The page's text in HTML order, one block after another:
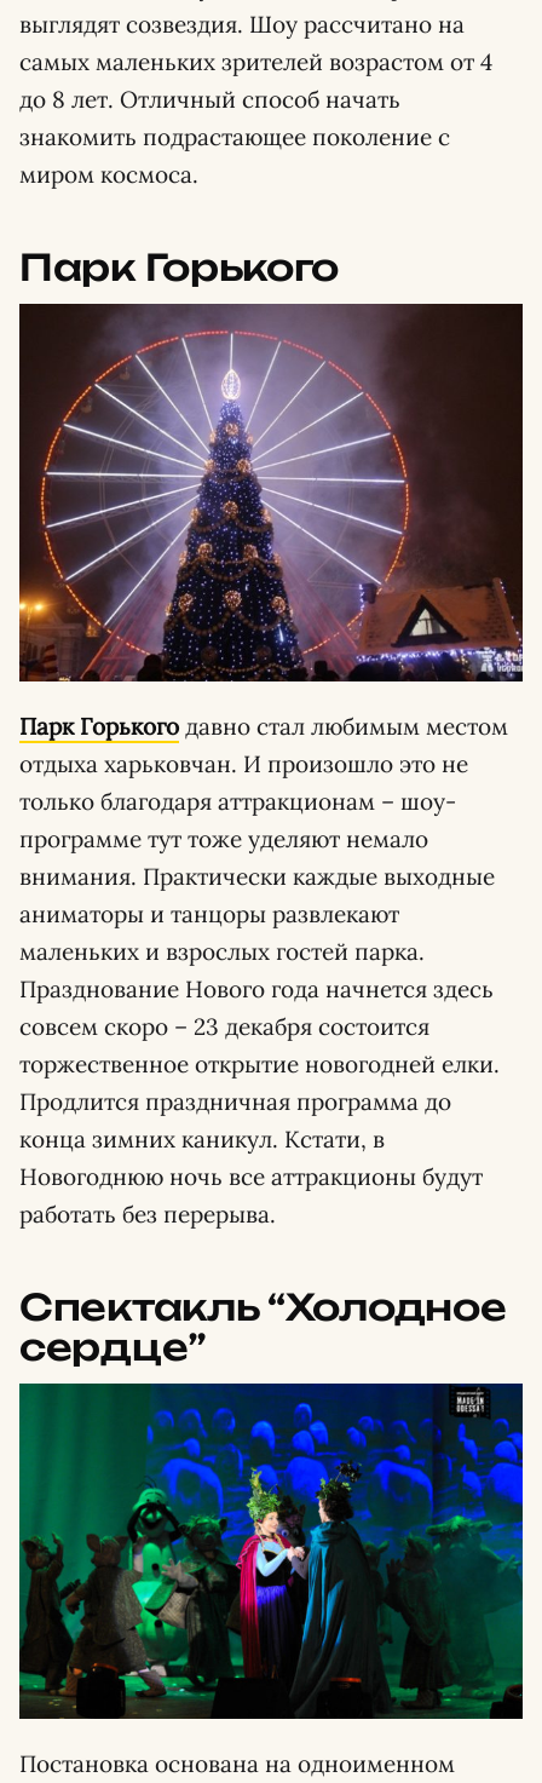
выглядят созвездия. Шоу рассчитано на
самых маленьких зрителей возрастом от 4
до 8 лет. Отличный способ начать
знакомить подрастающее поколение с
миром космоса.
Парк Горького
Парк Горького давно стал любимым местом
отдыха харьковчан. И произошло это не
только благодаря аттракционам – шоу-
программе тут тоже уделяют немало
внимания. Практически каждые выходные
аниматоры и танцоры развлекают
маленьких и взрослых гостей парка.
Празднование Нового года начнется здесь
совсем скоро – 23 декабря состоится
торжественное открытие новогодней елки.
Продлится праздничная программа до
конца зимних каникул. Кстати, в
Новогоднюю ночь все аттракционы будут
работать без перерыва.
Спектакль “Холодное
сердце”
Постановка основана на одноименном